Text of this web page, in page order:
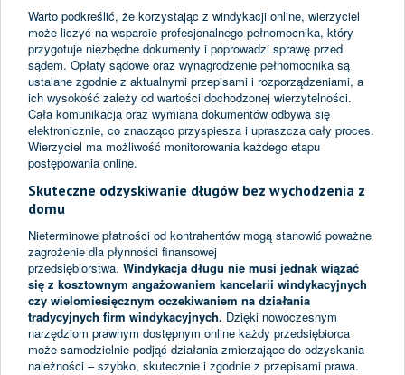
Warto podkreślić, że korzystając z windykacji online, wierzyciel
może liczyć na wsparcie profesjonalnego pełnomocnika, który
przygotuje niezbędne dokumenty i poprowadzi sprawę przed
sądem. Opłaty sądowe oraz wynagrodzenie pełnomocnika są
ustalane zgodnie z aktualnymi przepisami i rozporządzeniami, a
ich wysokość zależy od wartości dochodzonej wierzytelności.
Cała komunikacja oraz wymiana dokumentów odbywa się
elektronicznie, co znacząco przyspiesza i upraszcza cały proces.
Wierzyciel ma możliwość monitorowania każdego etapu
postępowania online.
Skuteczne odzyskiwanie długów bez wychodzenia z
domu
Nieterminowe płatności od kontrahentów mogą stanowić poważne
zagrożenie dla płynności finansowej
przedsiębiorstwa. Windykacja długu nie musi jednak wiązać
się z kosztownym angażowaniem kancelarii windykacyjnych
czy wielomiesięcznym oczekiwaniem na działania
tradycyjnych firm windykacyjnych. Dzięki nowoczesnym
narzędziom prawnym dostępnym online każdy przedsiębiorca
może samodzielnie podjąć działania zmierzające do odzyskania
należności – szybko, skutecznie i zgodnie z przepisami prawa.